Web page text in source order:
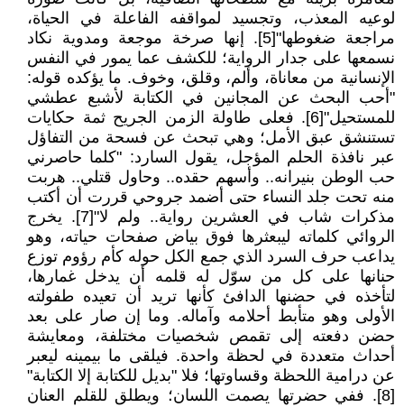
لوعيه المعذب، وتجسيد لمواقفه الفاعلة في الحياة،
مراجعة ضغوطها"[5]. إنها صرخة موجعة ومدوية نكاد
نسمعها على جدار الرواية؛ للكشف عما يمور في النفس
الإنسانية من معاناة، وألم، وقلق، وخوف. ما يؤكده قوله:
"أحب البحث عن المجانين في الكتابة لأشبع عطشي
للمستحيل"[6]. فعلى طاولة الزمن الجريح ثمة حكايات
تستنشق عبق الأمل؛ وهي تبحث عن فسحة من التفاؤل
عبر نافذة الحلم المؤجل، يقول السارد: "كلما حاصرني
حب الوطن بنيرانه.. وأسهم حقده.. وحاول قتلي.. هربت
منه تحت جلد النساء حتى أضمد جروحي قررت أن أكتب
مذكرات شاب في العشرين رواية.. ولم لا"[7]. يخرج
الروائي كلماته ليبعثرها فوق بياض صفحات حياته، وهو
يداعب حرف السرد الذي جمع الكل حوله كأم رؤوم توزع
حنانها على كل من سوّل له قلمه أن يدخل غمارها،
لتأخذه في حضنها الدافئ كأنها تريد أن تعيده طفولته
الأولى وهو متأبط أحلامه وآماله. وما إن صار على بعد
حضن دفعته إلى تقمص شخصيات مختلفة، ومعايشة
أحداث متعددة في لحظة واحدة. فيلقى ما بيمينه ليعبر
عن درامية اللحظة وقساوتها؛ فلا "بديل للكتابة إلا الكتابة"
[8]. ففي حضرتها يصمت اللسان؛ ويطلق للقلم العنان